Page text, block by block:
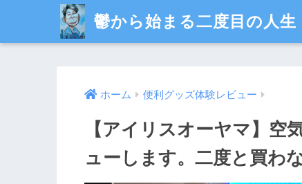
鬱から始まる二度目の人生
ホーム 便利グッズ体験レビュー
【アイリスオーヤマ】空
ューします。二度と買わ